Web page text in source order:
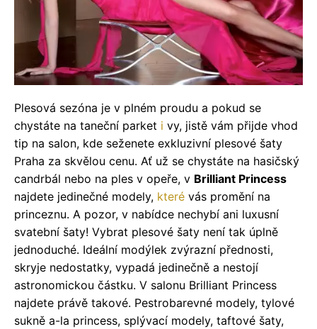
Plesová sezóna je v plném proudu a pokud se
chystáte na taneční parket i vy, jistě vám přijde vhod
tip na salon, kde seženete exkluzivní plesové šaty
Praha za skvělou cenu. Ať už se chystáte na hasičský
candrbál nebo na ples v opeře, v Brilliant Princess
najdete jedinečné modely, které vás promění na
princeznu. A pozor, v nabídce nechybí ani luxusní
svatební šaty! Vybrat plesové šaty není tak úplně
jednoduché. Ideální modýlek zvýrazní přednosti,
skryje nedostatky, vypadá jedinečně a nestojí
astronomickou částku. V salonu Brilliant Princess
najdete právě takové. Pestrobarevné modely, tylové
sukně a-la princess, splývací modely, taftové šaty,